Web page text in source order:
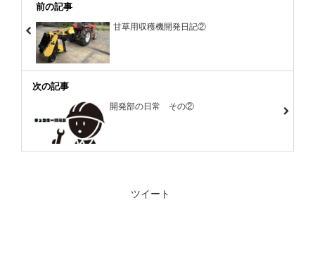
前の記事
甘草用収穫機開発日記②
次の記事
開発部の日常 その②
ツイート